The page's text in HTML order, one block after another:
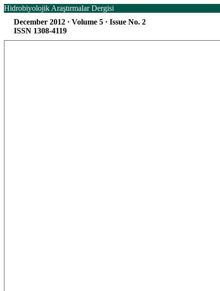
Hidrobiyolojik Araştırmalar Dergisi
December 2012 · Volume 5 · Issue No. 2
ISSN 1308-4119